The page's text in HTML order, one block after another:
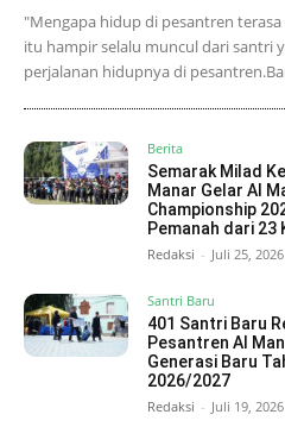
"Mengapa hidup di pesantren
itu hampir selalu muncul dari santri
perjalanan hidupnya di
Berita
Semarak Milad
Manar Gelar Al
Championship
Pemanah dari 23
Redaksi - Juli 25, 2026
Santri Baru
401 Santri Baru
Pesantren Al
Generasi Baru
2026/2027
Redaksi - Juli 19, 2026